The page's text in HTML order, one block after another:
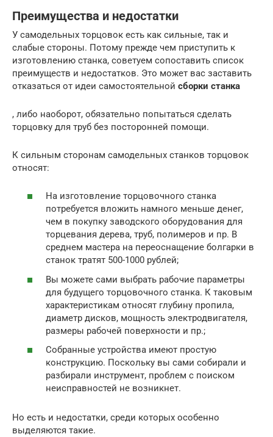
Преимущества и недостатки
У самодельных торцовок есть как сильные, так и
слабые стороны. Потому прежде чем приступить к
изготовлению станка, советуем сопоставить список
преимуществ и недостатков. Это может вас заставить
отказаться от идеи самостоятельной сборки станка
, либо наоборот, обязательно попытаться сделать
торцовку для труб без посторонней помощи.
К сильным сторонам самодельных станков торцовок
относят:
На изготовление торцовочного станка
потребуется вложить намного меньше денег,
чем в покупку заводского оборудования для
торцевания дерева, труб, полимеров и пр. В
среднем мастера на переоснащение болгарки в
станок тратят 500-1000 рублей;
Вы можете сами выбрать рабочие параметры
для будущего торцовочного станка. К таковым
характеристикам относят глубину пропила,
диаметр дисков, мощность электродвигателя,
размеры рабочей поверхности и пр.;
Собранные устройства имеют простую
конструкцию. Поскольку вы сами собирали и
разбирали инструмент, проблем с поиском
неисправностей не возникнет.
Но есть и недостатки, среди которых особенно
выделяются такие.